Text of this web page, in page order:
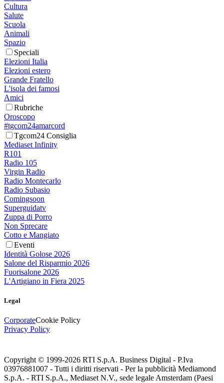
Cultura
Salute
Scuola
Animali
Spazio
Speciali
Elezioni Italia
Elezioni estero
Grande Fratello
L'isola dei famosi
Amici
Rubriche
Oroscopo
#tgcom24amarcord
Tgcom24 Consiglia
Mediaset Infinity
R101
Radio 105
Virgin Radio
Radio Montecarlo
Radio Subasio
Comingsoon
Superguidatv
Zuppa di Porro
Non Sprecare
Cotto e Mangiato
Eventi
Identità Golose 2026
Salone del Risparmio 2026
Fuorisalone 2026
L'Artigiano in Fiera 2025
Legal
CorporateCookie Policy
Privacy Policy
Copyright © 1999-2026 RTI S.p.A. Business Digital - P.Iva
03976881007 - Tutti i diritti riservati - Per la pubblicità Mediamond
S.p.A. - RTI S.p.A., Mediaset N.V., sede legale Amsterdam (Paesi